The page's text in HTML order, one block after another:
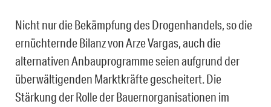
Nicht nur die Bekämpfung des Drogenhandels, so die
ernüchternde Bilanz von Arze Vargas, auch die
alternativen Anbauprogramme seien aufgrund der
überwältigenden Marktkräfte gescheitert. Die
Stärkung der Rolle der Bauernorganisationen im